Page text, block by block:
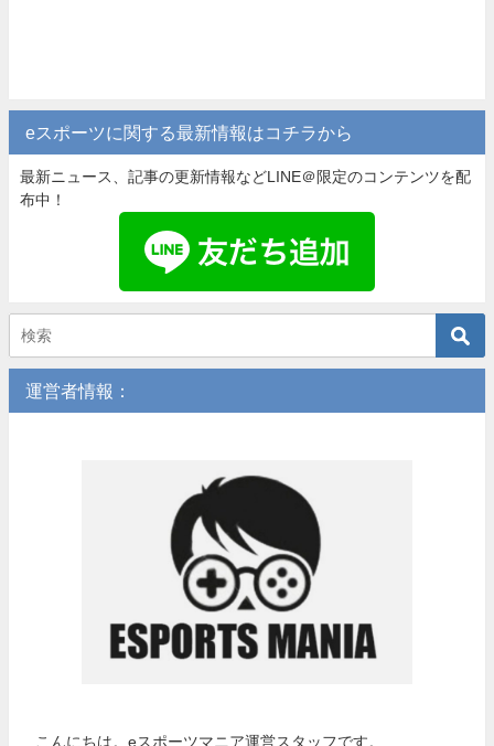
eスポーツに関する最新情報はコチラから
最新ニュース、記事の更新情報などLINE＠限定のコンテンツを配
布中！
運営者情報：
こんにちは。eスポーツマニア運営スタッフです。